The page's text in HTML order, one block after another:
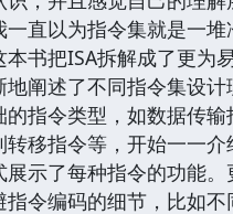
直以为指令集就是一堆
书把ISA拆解成了更为
阐述了不同指令集设计
的指令类型，如数据传
移指令等，开始一一介
示了每种指令的功能。
指令编码的细节，比如